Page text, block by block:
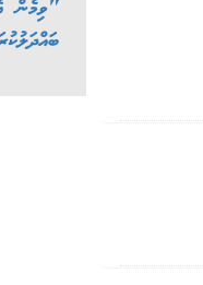
"ވިމެން